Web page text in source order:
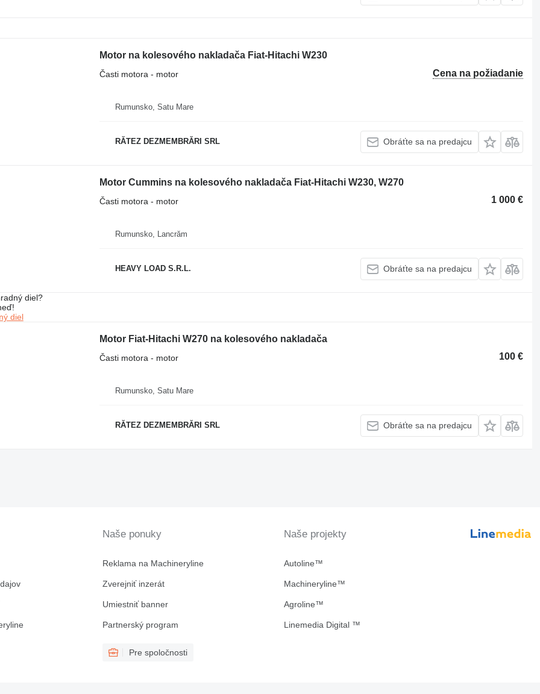
Motor na kolesového nakladača Fiat-Hitachi W230
Cena na požiadanie
Časti motora - motor
Rumunsko, Satu Mare
RĂTEZ DEZMEMBRĂRI SRL Obráťte sa na predajcu
Motor Cummins na kolesového nakladača Fiat-Hitachi W230, W270
1 000 €
Časti motora - motor
Rumunsko, Lancrăm
HEAVY LOAD S.R.L. Obráťte sa na predajcu
diel?
diel
Motor Fiat-Hitachi W270 na kolesového nakladača
100 €
Časti motora - motor
Rumunsko, Satu Mare
RĂTEZ DEZMEMBRĂRI SRL Obráťte sa na predajcu
Naše ponuky
Reklama na Machineryline
Zverejniť inzerát
Umiestniť banner
Partnerský program
Pre spoločnosti
Naše projekty
Autoline™
Machineryline™
Agroline™
Linemedia Digital ™